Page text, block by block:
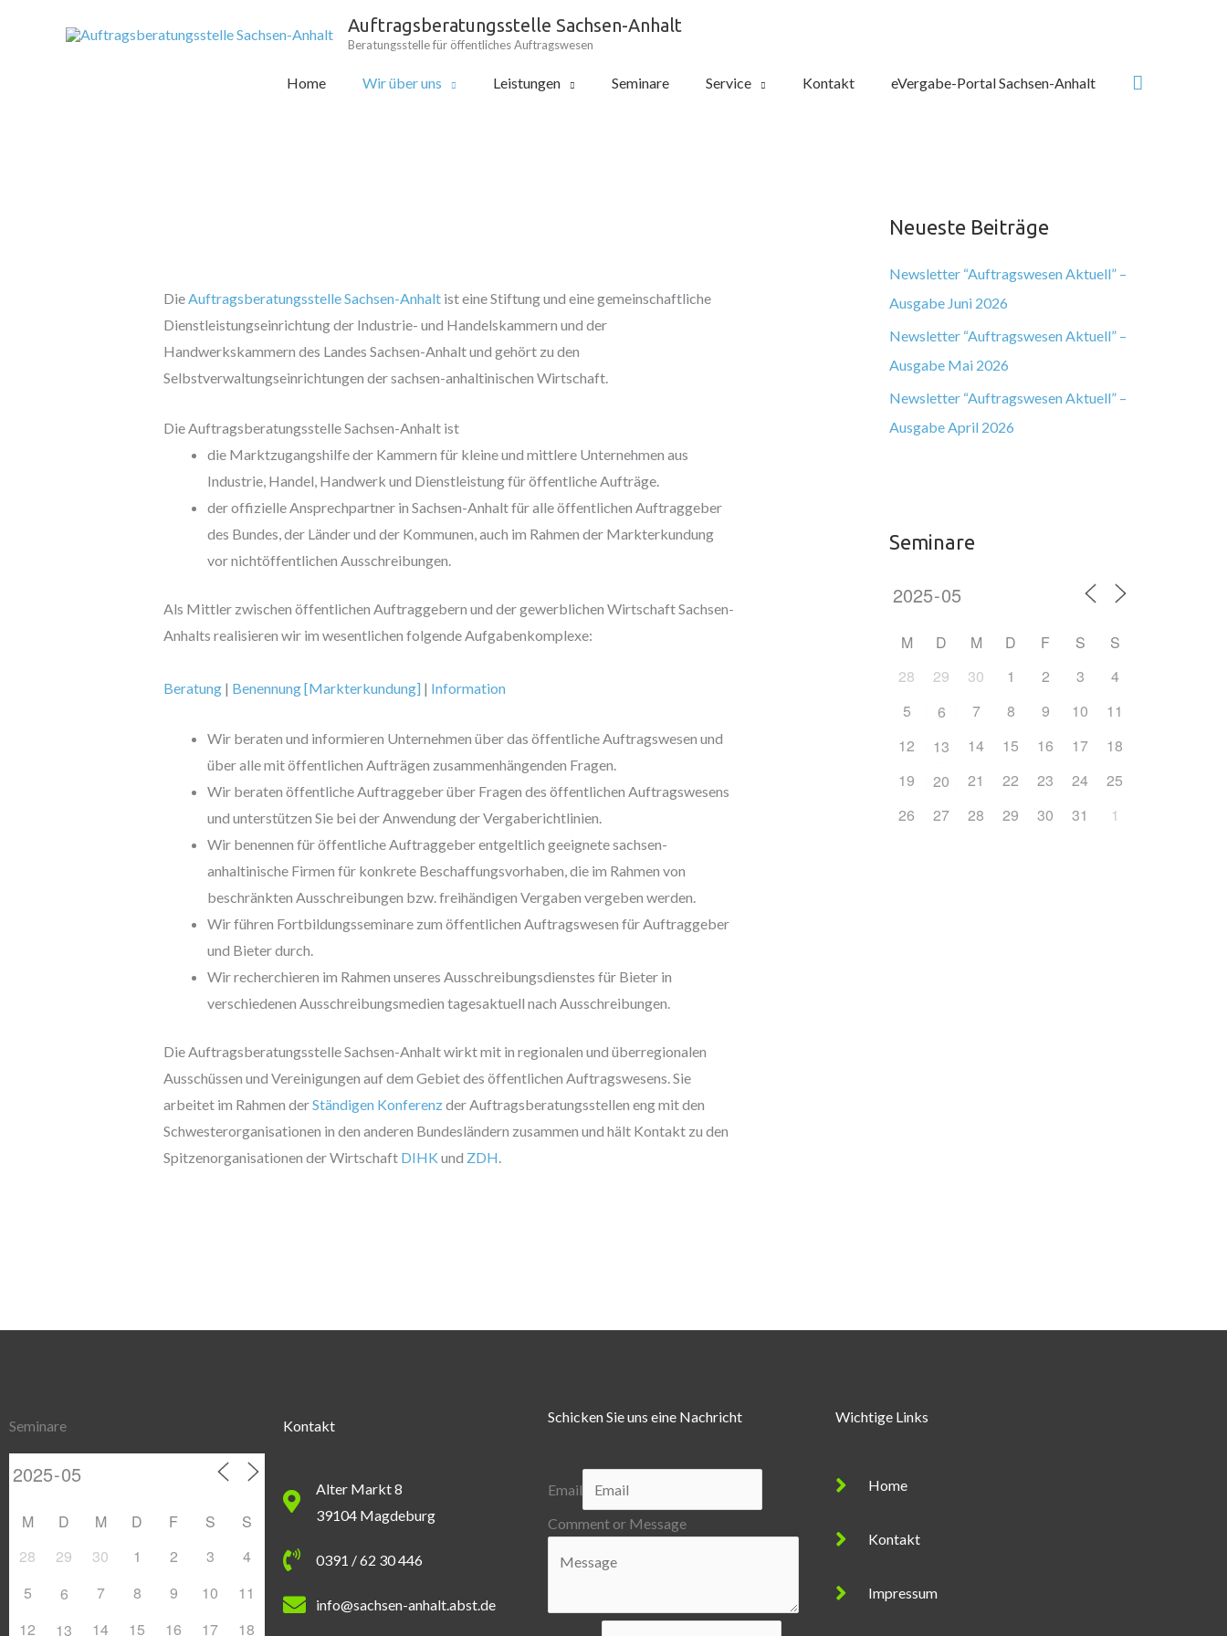
Auftragsberatungsstelle Sachsen-Anhalt
Beratungsstelle für öffentliches Auftragswesen
Home Wir über uns Leistungen Seminare Service Kontakt eVergabe-Portal Sachsen-Anhalt Suchen
DieAuftragsberatungsstelle Sachsen-Anhaltist eine Stiftung und eine gemeinschaftliche
Dienstleistungseinrichtung der Industrie- und Handelskammern und der
Handwerkskammern des Landes Sachsen-Anhalt und gehört zu den
Selbstverwaltungseinrichtungen der sachsen-anhaltinischen Wirtschaft.
Die Auftragsberatungsstelle Sachsen-Anhalt ist
die Marktzugangshilfe der Kammern für kleine und mittlere Unternehmen aus
Industrie, Handel, Handwerk und Dienstleistung für öffentliche Aufträge.
der offizielle Ansprechpartner in Sachsen-Anhalt für alle öffentlichen Auftraggeber
des Bundes, der Länder und der Kommunen, auch im Rahmen der Markterkundung
vor nichtöffentlichen Ausschreibungen.
Als Mittler zwischen öffentlichen Auftraggebern und der gewerblichen Wirtschaft Sachsen-
Anhalts realisieren wir im wesentlichen folgende Aufgabenkomplexe:
Beratung| Benennung [Markterkundung]| Information
Wir beraten und informieren Unternehmen über das öffentliche Auftragswesen und
über alle mit öffentlichen Aufträgen zusammenhängenden Fragen.
Wir beraten öffentliche Auftraggeber über Fragen des öffentlichen Auftragswesens
und unterstützen Sie bei der Anwendung der Vergaberichtlinien.
Wir benennen für öffentliche Auftraggeber entgeltlich geeignete sachsen-
anhaltinische Firmen für konkrete Beschaffungsvorhaben, die im Rahmen von
beschränkten Ausschreibungen bzw. freihändigen Vergaben vergeben werden.
Wir führen Fortbildungsseminare zum öffentlichen Auftragswesen für Auftraggeber
und Bieter durch.
Wir recherchieren im Rahmen unseres Ausschreibungsdienstes für Bieter in
verschiedenen Ausschreibungsmedien tagesaktuell nach Ausschreibungen.
Die Auftragsberatungsstelle Sachsen-Anhalt wirkt mit in regionalen und überregionalen
Ausschüssen und Vereinigungen auf dem Gebiet des öffentlichen Auftragswesens. Sie
arbeitet im Rahmen derStändigen Konferenzder Auftragsberatungsstellen eng mit den
Schwesterorganisationen in den anderen Bundesländern zusammen und hält Kontakt zu den
Spitzenorganisationen der Wirtschaft DIHK und ZDH
Neueste Beiträge
Newsletter “Auftragswesen Aktuell” –
Ausgabe Juni 2026
Newsletter “Auftragswesen Aktuell” –
Ausgabe Mai 2026
Newsletter “Auftragswesen Aktuell” –
Ausgabe April 2026
Seminare
M D M D F S
S
28
29 30 1 2 3
4
5
6 7 8 9 10
11
12
13 14 15 16 17
18
19
20 21 22 23 24
25
26
27 28 29 30 31 1
Seminare
M D M D F S
S
28
29 30 1 2 3
4
5
6 7 8 9 10
11
12
13 14 15 16 17 18
Kontakt
Alter Markt 8
39104 Magdeburg
0391 / 62 30 446
info@sachsen-anhalt.abst.de
Schicken Sie uns eine Nachricht
Email
Comment or Message
Wichtige Links
Home
Kontakt
Impressum